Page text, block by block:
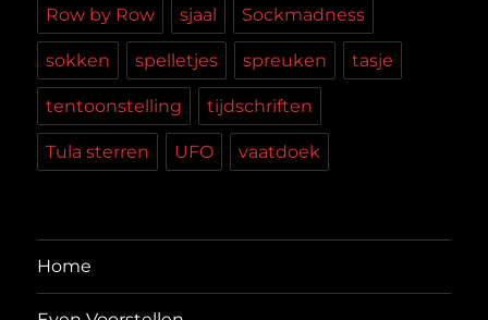
Row by Row sjaal Sockmadness
sokken spelletjes spreuken tasje
tentoonstelling tijdschriften
Tula sterren UFO vaatdoek
Home